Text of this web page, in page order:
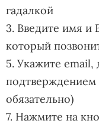
гадалкой
3. Введите имя и
который
5. Укажите email,
подтверждением
обязательно)
7. Нажмите на